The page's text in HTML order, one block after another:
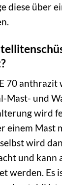
diese über
70 anthrazit
Mast- und
wird
einem Mast
wird
und kann
werden. Es